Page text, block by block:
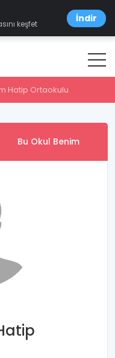
keşfet
İndir
Hatip Ortaokulu
Bu Okul Benim